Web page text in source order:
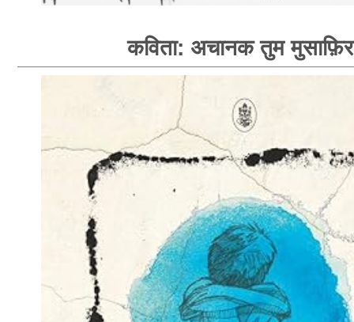
कविता: अचानक तुम मुसाफ़िर